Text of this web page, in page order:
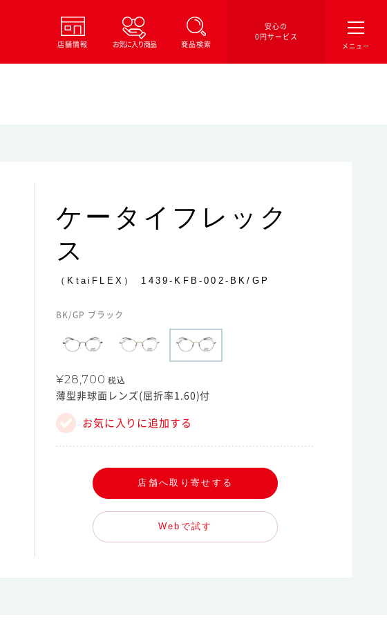
店舗情報 お気に入り商品 商品検索
安心の
0円サービス
ケータイフレック
ス
（KtaiFLEX） 1439-KFB-002-BK/GP
BK/GP ブラック
¥28,700 税込
薄型非球面レンズ(屈折率1.60)付
お気に入りに追加する
店舗へ取り寄せする
Webで試す